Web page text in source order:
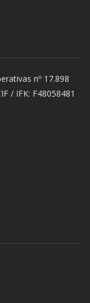
nº 17.898
/ IFK: F48058481